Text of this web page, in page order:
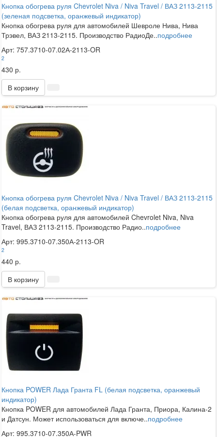
Кнопка обогрева руля Chevrolet Niva / Niva Travel / ВАЗ 2113-2115
(зеленая подсветка, оранжевый индикатор)
Кнопка обогрева руля для автомобилей Шевроле Нива, Нива
Трэвел, ВАЗ 2113-2115. Производство РадиоДе..подробнее
Арт: 757.3710-07.02А-2113-OR
2
430 р.
В корзину
Кнопка обогрева руля Chevrolet Niva / Niva Travel / ВАЗ 2113-2115
(белая подсветка, оранжевый индикатор)
Кнопка обогрева руля для автомобилей Chevrolet Niva, Niva
Travel, ВАЗ 2113-2115. Производство Радио..подробнее
Арт: 995.3710-07.350А-2113-OR
2
440 р.
В корзину
Кнопка POWER Лада Гранта FL (белая подсветка, оранжевый
индикатор)
Кнопка POWER для автомобилей Лада Гранта, Приора, Калина-2
и Датсун. Может использоваться для включе..подробнее
Арт: 995.3710-07.350А-PWR